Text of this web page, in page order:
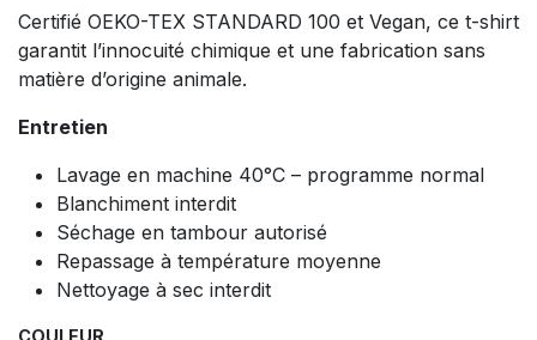
Certifié OEKO-TEX STANDARD 100 et Vegan, ce t-shirt
garantit l’innocuité chimique et une fabrication sans
matière d’origine animale.
Entretien
Lavage en machine 40°C – programme normal
Blanchiment interdit
Séchage en tambour autorisé
Repassage à température moyenne
Nettoyage à sec interdit
COULEUR